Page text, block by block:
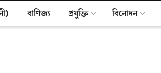
বাণিজ্য প্ৰযুক্তি বিনোদন